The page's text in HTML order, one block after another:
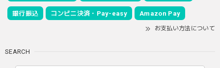
銀行振込 コンビニ決済・Pay-easy Amazon Pay
お支払い方法について
SEARCH